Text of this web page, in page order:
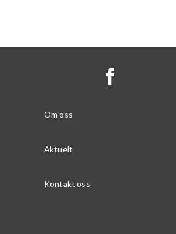
Om oss
Aktuelt
Kontakt oss